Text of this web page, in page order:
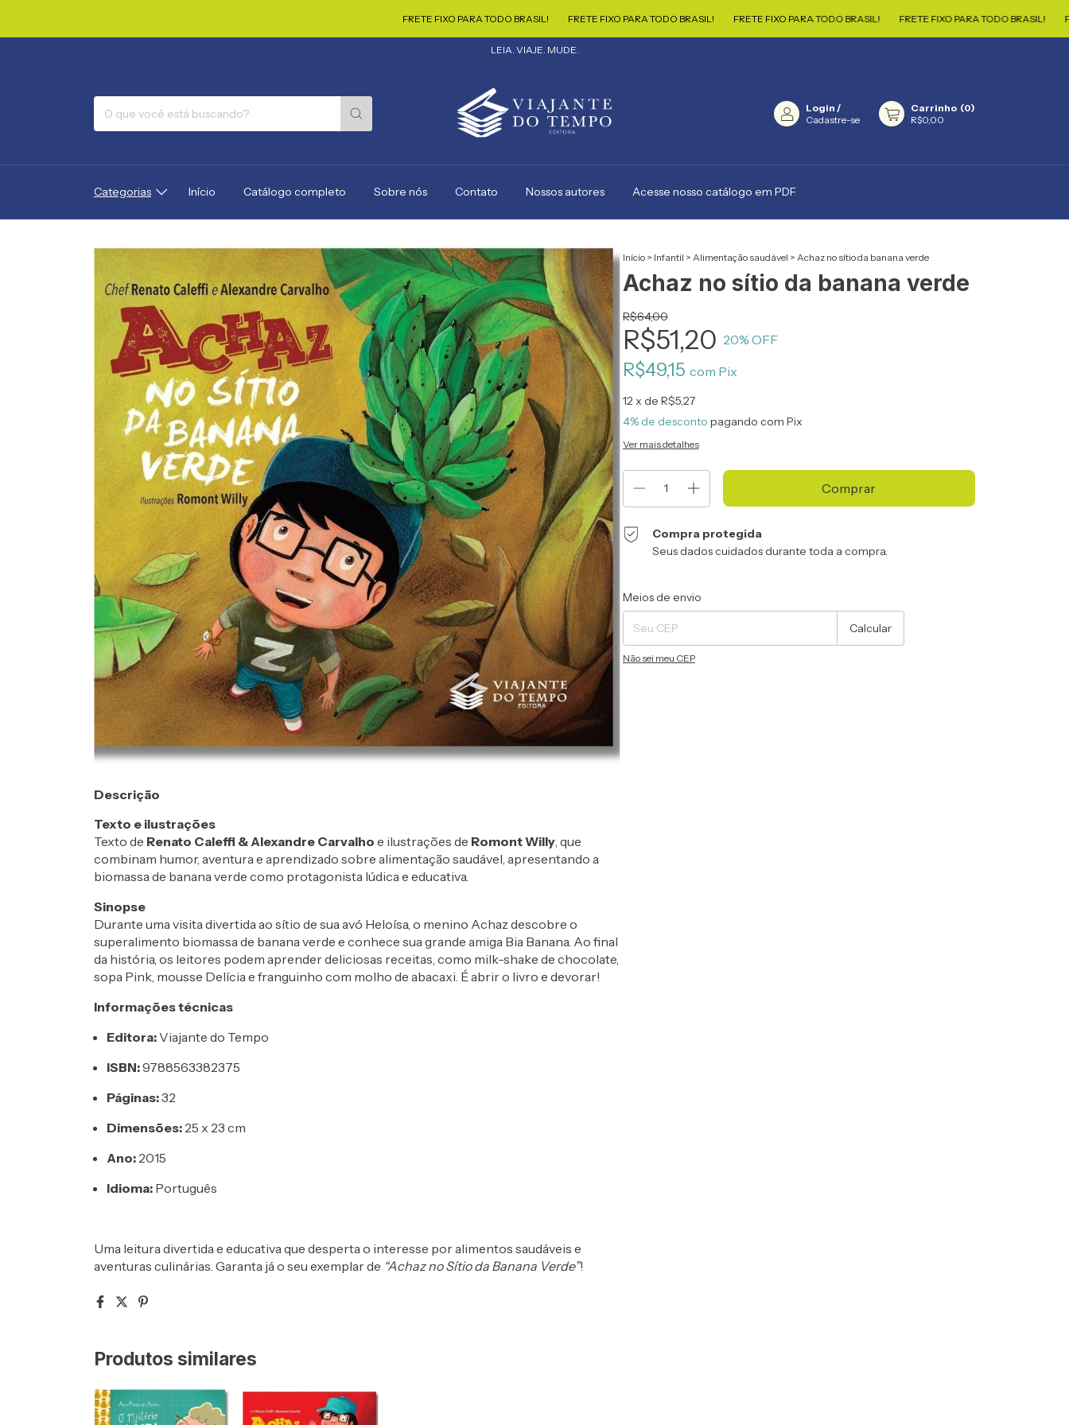
FRETE FIXO PARA TODO BRASIL! FRETE FIXO PARA TODO BRASIL! FRETE FIXO PARA TODO BRASIL! FRETE FIXO PARA TODO BRASIL! FRETE FIXO
LEIA. VIAJE. MUDE.
Login /
Cadastre-se
Carrinho (0)
R$0,00
Categorias Início Catálogo completo Sobre nós Contato Nossos autores Acesse nosso catálogo em PDF
Início > Infantil > Alimentação saudável > Achaz no sítio da banana verde
Achaz no sítio da banana verde
R$64,00
R$51,20 20% OFF
R$49,15 com Pix
12x de R$5,27
4% de desconto pagando com Pix
Ver mais detalhes
Compra protegida
Seus dados cuidados durante toda a compra.
Entregas para o CEP:
Meios de envio
Calcular
Não sei meu CEP
Descrição
Texto e ilustrações
Texto de Renato Caleffi & Alexandre Carvalho e ilustrações de Romont Willy , que
combinam humor, aventura e aprendizado sobre alimentação saudável, apresentando a
biomassa de banana verde como protagonista lúdica e educativa.
Sinopse
Durante uma visita divertida ao sítio de sua avó Heloísa, o menino Achaz descobre o
superalimento biomassa de banana verde e conhece sua grande amiga Bia Banana. Ao final
da história, os leitores podem aprender deliciosas receitas, como milk-shake de chocolate,
sopa Pink, mousse Delícia e franguinho com molho de abacaxi. É abrir o livro e devorar!
Informações técnicas
Editora:Viajante do Tempo
ISBN:9788563382375
Páginas:32
Dimensões: 25 x 23 cm
Ano: 2015
Idioma: Português
Uma leitura divertida e educativa que desperta o interesse por alimentos saudáveis e
aventuras culinárias. Garanta já o seu exemplar de “Achaz no Sítio da Banana Verde”!
Produtos similares